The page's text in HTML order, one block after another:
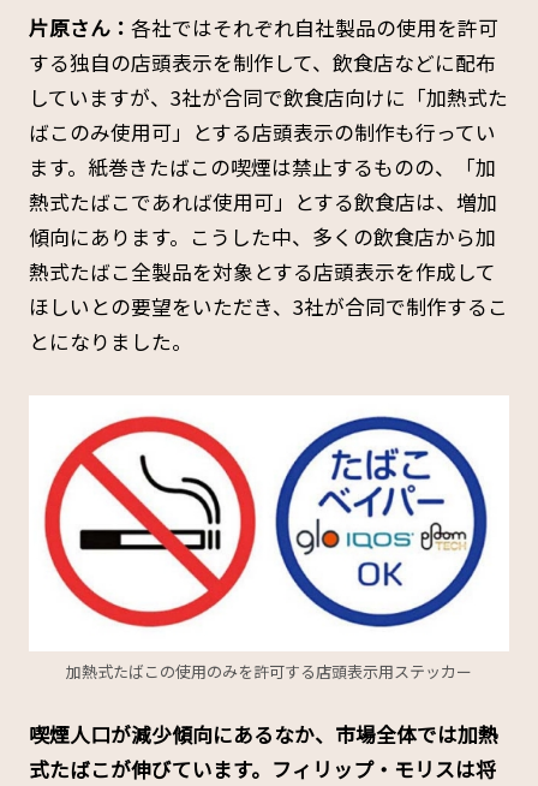
片原さん： 各社ではそれぞれ自社製品の使用を許可
する独自の店頭表示を制作して、飲食店などに配布
していますが、3社が合同で飲食店向けに「加熱式た
ばこのみ使用可」とする店頭表示の制作も行ってい
ます。紙巻きたばこの喫煙は禁止するものの、「加
熱式たばこであれば使用可」とする飲食店は、増加
傾向にあります。こうした中、多くの飲食店から加
熱式たばこ全製品を対象とする店頭表示を作成して
ほしいとの要望をいただき、3社が合同で制作するこ
とになりました。
加熱式たばこの使用のみを許可する店頭表示用ステッカー
――喫煙人口が減少傾向にあるなか、市場全体では加熱
式たばこが伸びています。フィリップ・モリスは将